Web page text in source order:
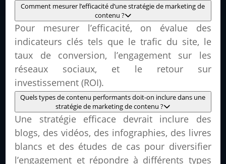
Comment mesurer l’efficacité d’une stratégie de marketing de
contenu ?
Pour mesurer l’efficacité, on évalue des
indicateurs clés tels que le trafic du site, le
taux de conversion, l’engagement sur les
réseaux sociaux, et le retour sur
investissement (ROI).
Quels types de contenu performants doit-on inclure dans une
stratégie de marketing de contenu ?
Une stratégie efficace devrait inclure des
blogs, des vidéos, des infographies, des livres
blancs et des études de cas pour diversifier
l’engagement et répondre à différents types